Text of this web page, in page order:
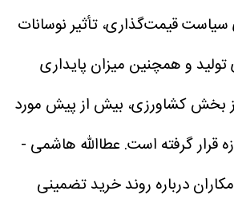
قیمت‌گذاری، تأثیر نوسانات
تولید و همچنین میزان پایداری
بخش کشاورزی، بیش از پیش مورد
قرار گرفته است. عطاالله هاشمی -
درباره روند خرید تضمینی